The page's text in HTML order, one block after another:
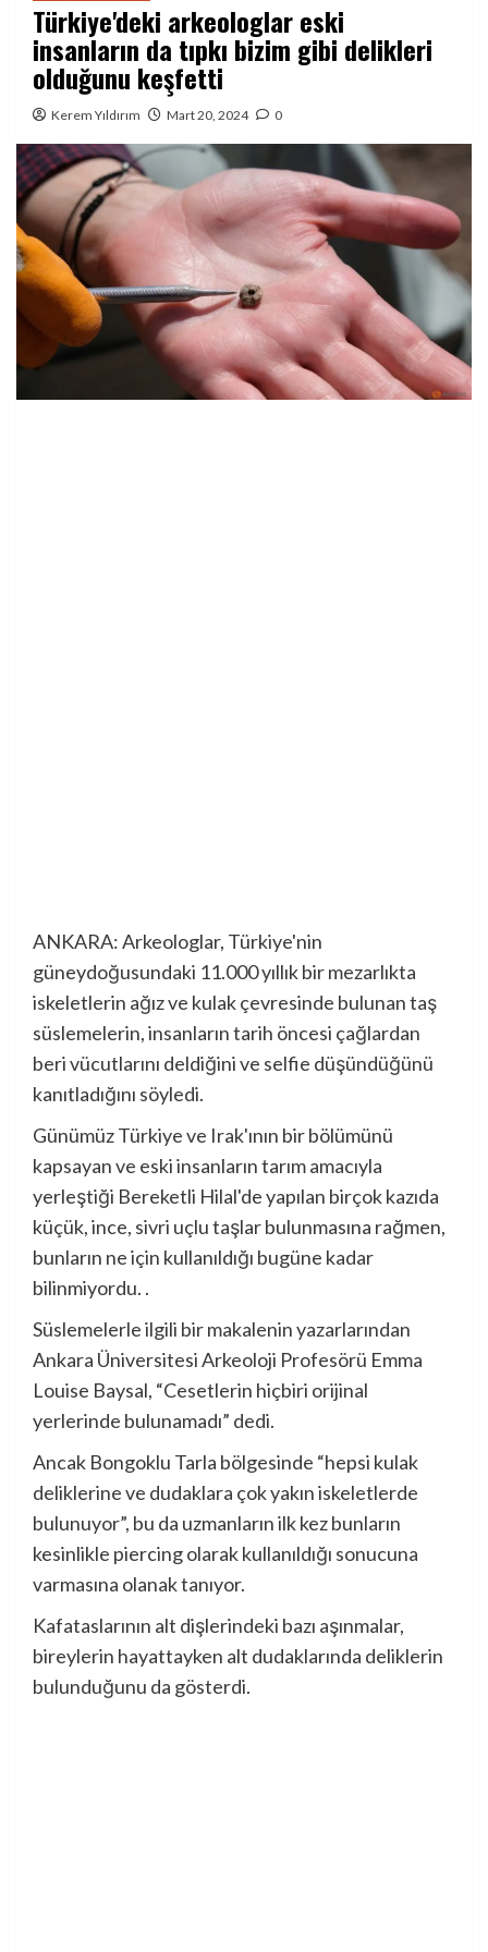
Türkiye'deki arkeologlar eski
insanların da tıpkı bizim gibi delikleri
olduğunu keşfetti
Kerem Yıldırım Mart 20, 2024 0
ANKARA: Arkeologlar, Türkiye'nin
güneydoğusundaki 11.000 yıllık bir mezarlıkta
iskeletlerin ağız ve kulak çevresinde bulunan taş
süslemelerin, insanların tarih öncesi çağlardan
beri vücutlarını deldiğini ve selfie düşündüğünü
kanıtladığını söyledi.
Günümüz Türkiye ve Irak'ının bir bölümünü
kapsayan ve eski insanların tarım amacıyla
yerleştiği Bereketli Hilal'de yapılan birçok kazıda
küçük, ince, sivri uçlu taşlar bulunmasına rağmen,
bunların ne için kullanıldığı bugüne kadar
bilinmiyordu. .
Süslemelerle ilgili bir makalenin yazarlarından
Ankara Üniversitesi Arkeoloji Profesörü Emma
Louise Baysal, “Cesetlerin hiçbiri orijinal
yerlerinde bulunamadı” dedi.
Ancak Bongoklu Tarla bölgesinde “hepsi kulak
deliklerine ve dudaklara çok yakın iskeletlerde
bulunuyor”, bu da uzmanların ilk kez bunların
kesinlikle piercing olarak kullanıldığı sonucuna
varmasına olanak tanıyor.
Kafataslarının alt dişlerindeki bazı aşınmalar,
bireylerin hayattayken alt dudaklarında deliklerin
bulunduğunu da gösterdi.